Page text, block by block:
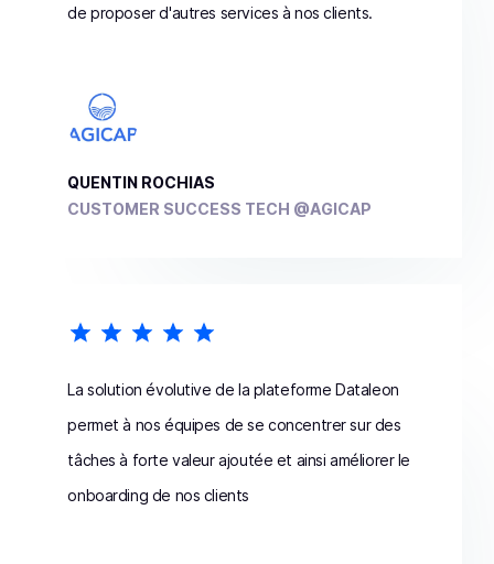
de proposer d'autres services à nos clients.
QUENTIN ROCHIAS
CUSTOMER SUCCESS TECH @AGICAP
La solution évolutive de la plateforme Dataleon
permet à nos équipes de se concentrer sur des
tâches à forte valeur ajoutée et ainsi améliorer le
onboarding de nos clients